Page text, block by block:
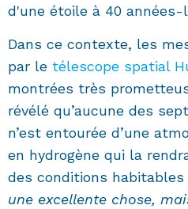
d'une étoile à 40 années-
Dans ce contexte, les
par le télescope spatial
montrées très
révélé qu’aucune des
n’est entourée d’une
en hydrogène qui la
des conditions habitables
une excellente chose,